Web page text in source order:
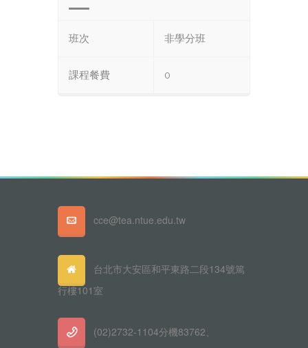
班次 非學分班
課程餐費 0
cce@tea.ntue.edu.tw
台北市大安區和平東路二段134號篤
行樓101室
(02)2732-1104分機83762、